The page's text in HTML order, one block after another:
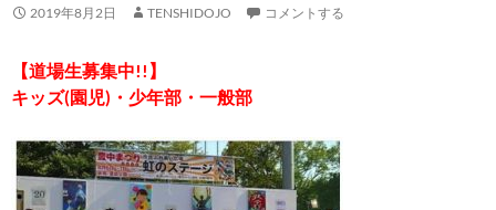
キ
2019年8月2日 TENSHIDOJO コメントする
【道場生募集中!!】
キッズ(園児)・少年部・一般部